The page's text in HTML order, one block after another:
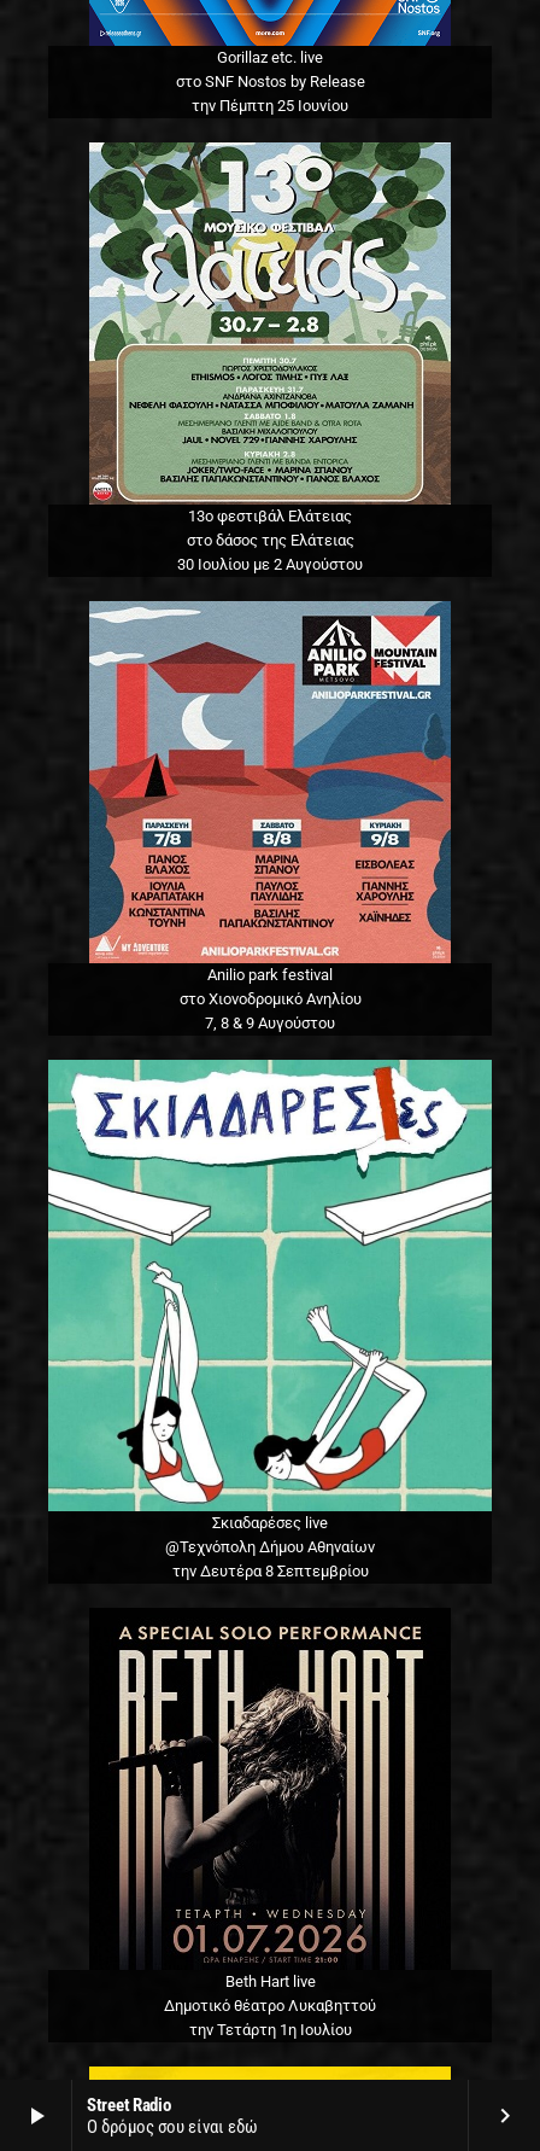
play_arrow
Street Radio
Ο δρόμος σου είναι εδώ
keyboard_arrow_right
Gorillaz etc. live
στο SNF Nostos by Release
την Πέμπτη 25 Ιουνίου
13o φεστιβάλ Ελάτειας
στο δάσος της Ελάτειας
30 Ιουλίου με 2 Αυγούστου
Anilio park festival
στο Χιονοδρομικό Ανηλίου
7, 8 & 9 Αυγούστου
Σκιαδαρέσες live
@Τεχνόπολη Δήμου Αθηναίων
την Δευτέρα 8 Σεπτεμβρίου
Beth Hart live
Δημοτικό θέατρο Λυκαβηττού
την Τετάρτη 1η Ιουλίου